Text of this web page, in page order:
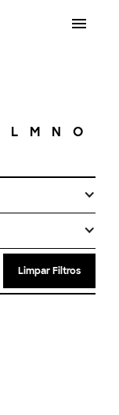
L M N O
Limpar Filtros